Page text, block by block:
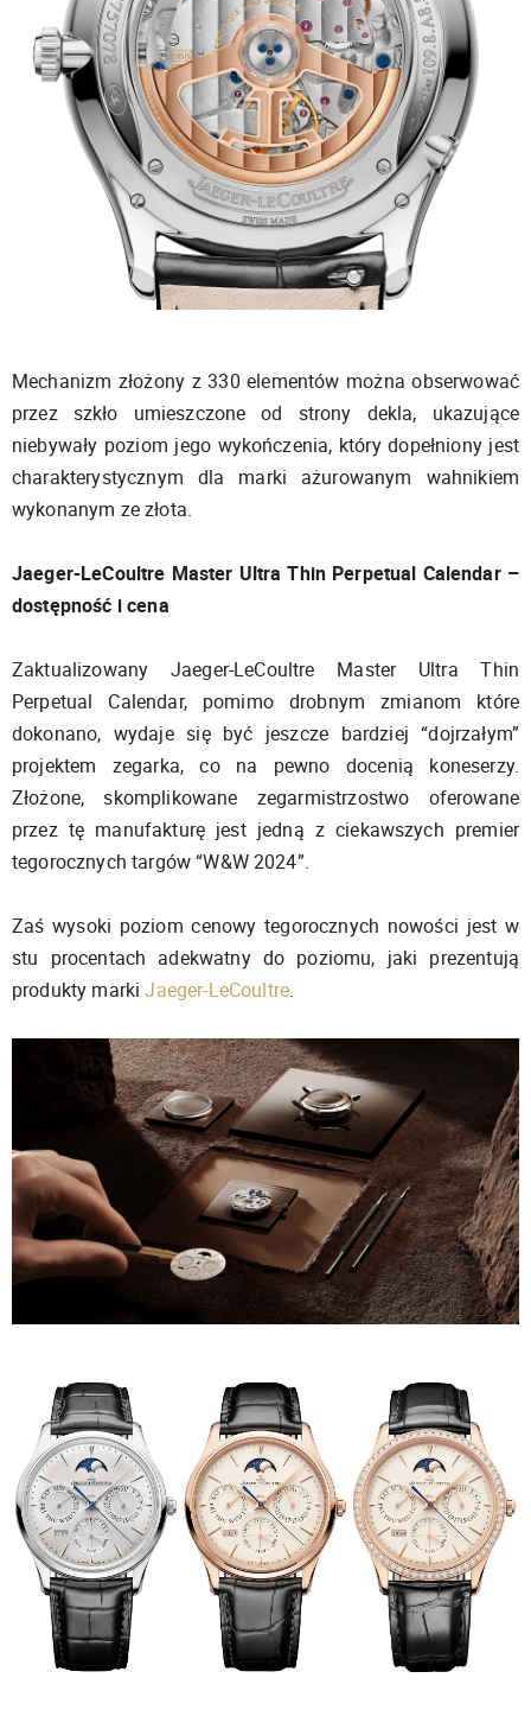
Mechanizm złożony z 330 elementów można obserwować
przez szkło umieszczone od strony dekla, ukazujące
niebywały poziom jego wykończenia, który dopełniony jest
charakterystycznym dla marki ażurowanym wahnikiem
wykonanym ze złota.
Jaeger-LeCoultre Master Ultra Thin Perpetual Calendar –
dostępność i cena
Zaktualizowany Jaeger-LeCoultre Master Ultra Thin
Perpetual Calendar, pomimo drobnym zmianom które
dokonano, wydaje się być jeszcze bardziej “dojrzałym”
projektem zegarka, co na pewno docenią koneserzy.
Złożone, skomplikowane zegarmistrzostwo oferowane
przez tę manufakturę jest jedną z ciekawszych premier
tegorocznych targów “W&W 2024”.
Zaś wysoki poziom cenowy tegorocznych nowości jest w
stu procentach adekwatny do poziomu, jaki prezentują
produkty markiJaeger-LeCoultre.